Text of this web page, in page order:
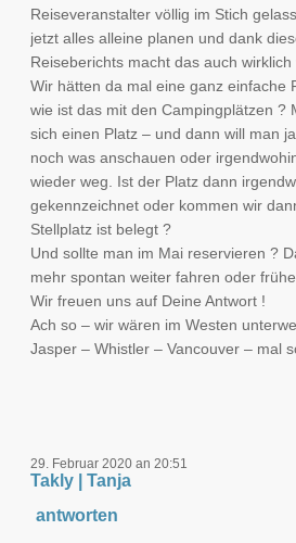
Reiseveranstalter völlig im Stich
jetzt alles alleine planen und dank
Reiseberichts macht das auch wirklich
Wir hätten da mal eine ganz einfache
wie ist das mit den Campingplätzen ?
sich einen Platz – und dann will man
noch was anschauen oder
wieder weg. Ist der Platz dann
gekennzeichnet oder kommen wir
Stellplatz ist belegt ?
Und sollte man im Mai reservieren ?
mehr spontan weiter fahren oder
Wir freuen uns auf Deine Antwort !
Ach so – wir wären im Westen
Jasper – Whistler – Vancouver – mal
29. Februar 2020 an 20:51
Takly | Tanja
antworten